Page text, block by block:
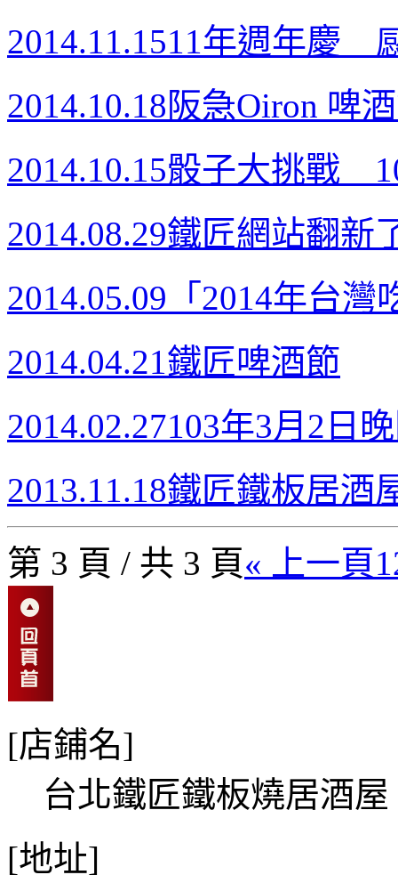
2014.11.1511年週年慶
2014.10.18阪急Oiron 啤
2014.10.15骰子大挑戰
2014.08.29鐵匠網站翻新
2014.05.09 「2014年台
2014.04.21鐵匠啤酒節
2014.02.27103年3月2日
2013.11.18鐵匠鐵板居
第 3 頁 / 共 3 頁« 上一頁1
[店鋪名]
台北鐵匠鐵板燒居酒屋
[地址]